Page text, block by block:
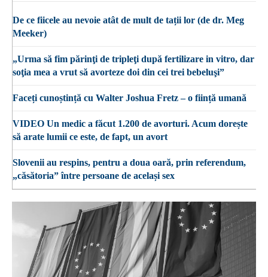
De ce fiicele au nevoie atât de mult de tații lor (de dr. Meg
Meeker)
„Urma să fim părinţi de tripleţi după fertilizare in vitro, dar
soţia mea a vrut să avorteze doi din cei trei bebeluşi”
Faceți cunoștință cu Walter Joshua Fretz – o ființă umană
VIDEO Un medic a făcut 1.200 de avorturi. Acum dorește
să arate lumii ce este, de fapt, un avort
Slovenii au respins, pentru a doua oară, prin referendum,
„căsătoria” între persoane de același sex